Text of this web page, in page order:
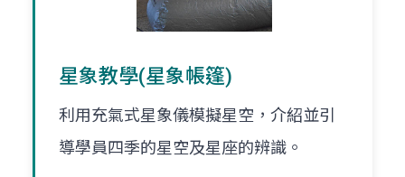
星象教學(星象帳篷)
利用充氣式星象儀模擬星空，介紹並引
導學員四季的星空及星座的辨識。